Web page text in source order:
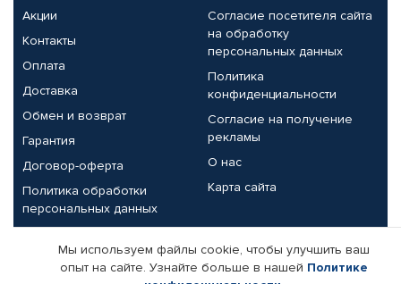
Акции
Контакты
Оплата
Доставка
Обмен и возврат
Гарантия
Договор-оферта
Политика обработки
персональных данных
Согласие посетителя сайта
на обработку
персональных данных
Политика
конфиденциальности
Согласие на получение
рекламы
О нас
Карта сайта
Партнерам
Мы используем файлы cookie, чтобы улучшить ваш
опыт на сайте. Узнайте больше в нашей Политике